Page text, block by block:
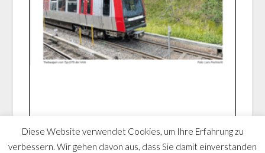
Diese Website verwendet Cookies, um Ihre Erfahrung zu
verbessern. Wir gehen davon aus, dass Sie damit einverstanden